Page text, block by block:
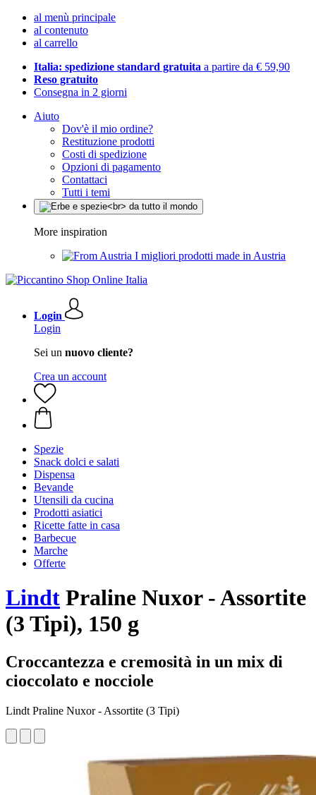
al menù principale
al contenuto
al carrello
Italia: spedizione standard gratuita a partire da € 59,90
Reso gratuito
Consegna in 2 giorni
Aiuto
Dov'è il mio ordine?
Restituzione prodotti
Costi di spedizione
Opzioni di pagamento
Contattaci
Tutti i temi
More inspiration
I migliori prodotti made in Austria
Login
Login
Sei un nuovo cliente?
Crea un account
Spezie
Snack dolci e salati
Dispensa
Bevande
Utensili da cucina
Prodotti asiatici
Ricette fatte in casa
Barbecue
Marche
Offerte
Lindt Praline Nuxor - Assortite
(3 Tipi), 150 g
Croccantezza e cremosità in un mix di
cioccolato e nocciole
Lindt Praline Nuxor - Assortite (3 Tipi)